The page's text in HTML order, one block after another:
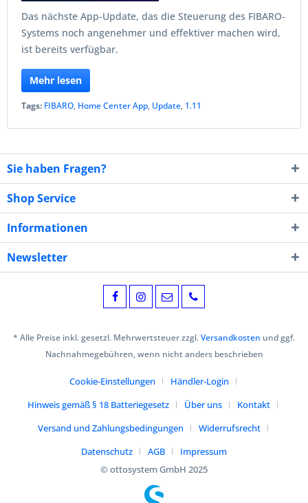
Das nächste App-Update, das die Steuerung des FIBARO-
Systems noch angenehmer und effektiver machen wird,
ist bereits verfügbar.
Mehr lesen
Tags: FIBARO, Home Center App, Update, 1.11
Sie haben Fragen?
Shop Service
Informationen
Newsletter
* Alle Preise inkl. gesetzl. Mehrwertsteuer zzgl.Versandkosten und ggf.
Nachnahmegebühren, wenn nicht anders beschrieben
Cookie-Einstellungen
Händler-Login
Hinweis gemäß § 18 Batteriegesetz
Über uns
Kontakt
Versand und Zahlungsbedingungen
Widerrufsrecht
Datenschutz
AGB
Impressum
© ottosystem GmbH 2025